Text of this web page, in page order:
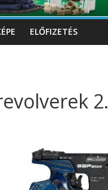
ELŐFIZETÉS
2.